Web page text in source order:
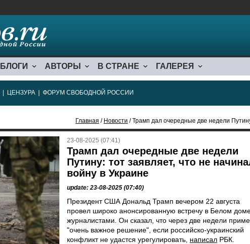
БЛОГИ АВТОРЫ В СТРАНЕ ГАЛЕРЕЯ
ЦЕНЗУРА ФОРУМ СВОБОДНОЙ РОССИИ
Главная / Новости / Трамп дал очередные две недели Путину:
23-08-2025 (07:41)
Трамп дал очередные две недели
Путину: тот заявляет, что не
войну в Украине
update: 23-08-2025 (07:40)
Президент США Дональд Трамп вечером 22 августа
провел широко анонсированную встречу в Белом
журналистами. Он сказал, что через две недели
"очень важное решение", если российско-украинский
конфликт не удастся урегулировать, написал РБК.